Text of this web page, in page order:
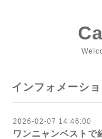
インフォメーショ
2026-02-07 14:46:00
ワンニャンベストで